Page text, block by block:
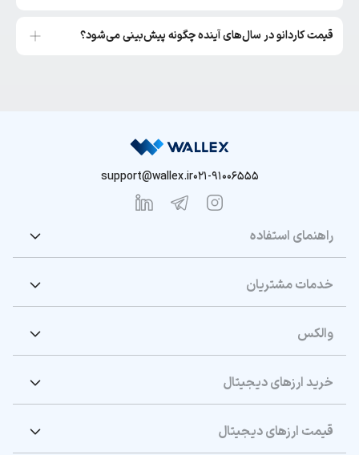
قیمت کاردانو در سال‌های آینده چگونه پیش‌بینی می‌شود؟
021-91006555
support@wallex.ir
راهنمای استفاده
خدمات مشتریان
والکس
خرید ارزهای دیجیتال
قیمت ارزهای دیجیتال